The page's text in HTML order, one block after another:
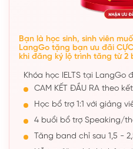
Bạn là học sinh, sinh viên
LangGo tặng bạn ưu đãi
khi đăng ký lộ trình tăng từ 2
Khóa học IELTS tại LangGo
CAM KẾT ĐẦU RA theo
Học bổ trợ 1:1 với giảng
4 buổi bổ trợ Speaking/
Tăng band chỉ sau 1,5 -